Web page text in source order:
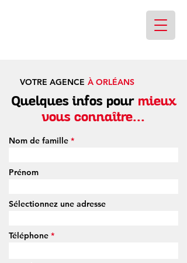
VOTRE AGENCE À ORLÉANS
Quelques infos pour mieux
vous connaître...
Nom de famille
Prénom
Sélectionnez une adresse
Téléphone